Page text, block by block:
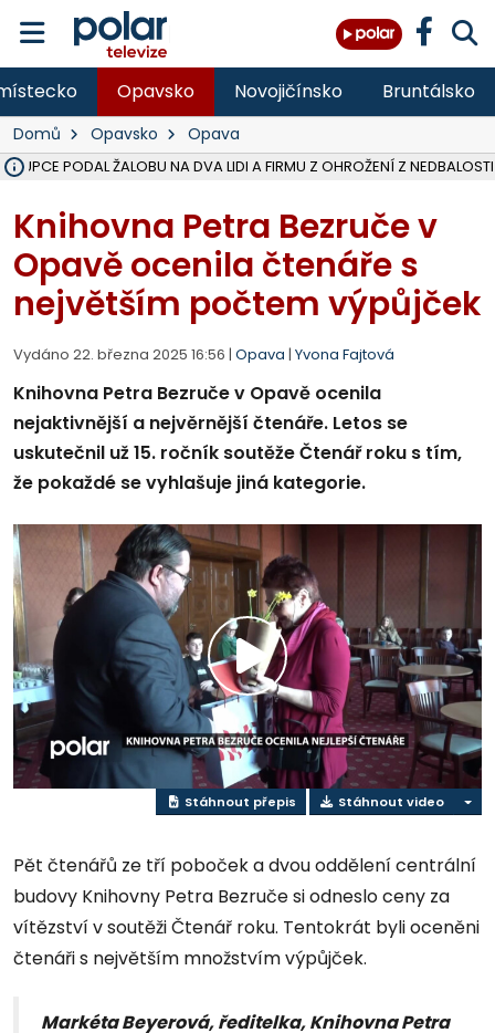
Opavsko Novojičínsko Bruntálsko
Domů Opavsko Opava
PODAL ŽALOBU NA DVA LIDI A FIRMU Z OHROŽENÍ Z NEDBALOSTI
Knihovna Petra Bezruče v
Opavě ocenila čtenáře s
největším počtem výpůjček
Vydáno 22. března 2025 16:56 | Opava | Yvona Fajtová
Knihovna Petra Bezruče v Opavě ocenila
nejaktivnější a nejvěrnější čtenáře. Letos se
uskutečnil už 15. ročník soutěže Čtenář roku s tím,
že pokaždé se vyhlašuje jiná kategorie.
Přehrát
video
Stáhnout přepis Stáhnout video
Pět čtenářů ze tří poboček a dvou oddělení centrální
budovy Knihovny Petra Bezruče si odneslo ceny za
vítězství v soutěži Čtenář roku. Tentokrát byli oceněni
čtenáři s největším množstvím výpůjček.
Markéta Beyerová, ředitelka, Knihovna Petra